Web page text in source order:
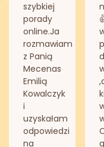
szybkiej
porady
online.Ja
rozmawiam
z Panią
Mecenas
Emilią
Kowalczyk
i
uzyskałam
odpowiedzi
na